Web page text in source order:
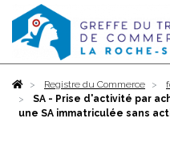
AccueilRegistre du Commerce
SA - Prise d'activité par
une SA immatriculée sans